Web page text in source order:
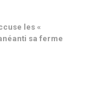
les «
sa ferme